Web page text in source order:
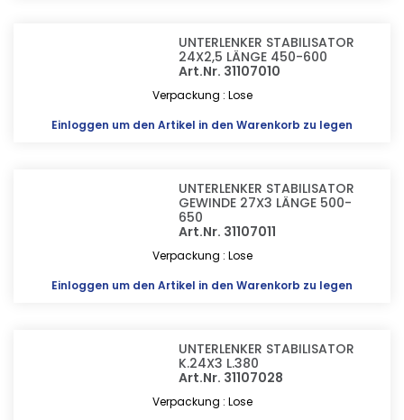
UNTERLENKER STABILISATOR
24X2,5 LÄNGE 450-600
Art.Nr. 31107010
Verpackung : Lose
Einloggen um den Artikel in den Warenkorb zu legen
UNTERLENKER STABILISATOR
GEWINDE 27X3 LÄNGE 500-
650
Art.Nr. 31107011
Verpackung : Lose
Einloggen um den Artikel in den Warenkorb zu legen
UNTERLENKER STABILISATOR
K.24X3 L.380
Art.Nr. 31107028
Verpackung : Lose